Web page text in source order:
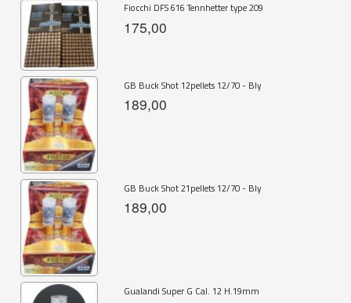
Fiocchi DFS 616 Tennhetter type 209
175,00
GB Buck Shot 12pellets 12/70 - Bly
189,00
GB Buck Shot 21pellets 12/70 - Bly
189,00
Gualandi Super G Cal. 12 H.19mm